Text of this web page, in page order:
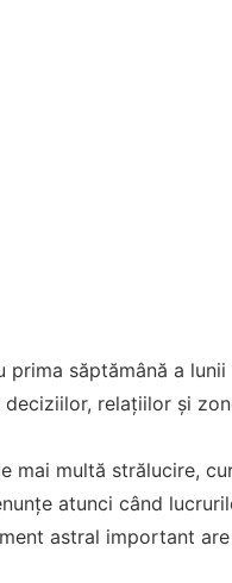
săptămână a
relațiilor și
mai multă strălucire,
atunci când
astral important